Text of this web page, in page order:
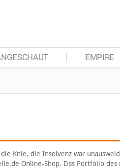
EMPIRE
Knie, die Insolvenz war
Online-Shop. Das Portfolio des